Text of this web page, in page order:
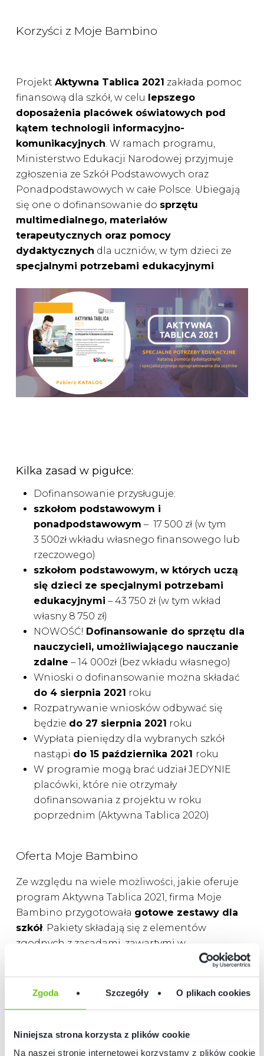
Zgoda Szczegóły O plikach cookies
Niniejsza strona korzysta z plików cookie
Na naszej stronie internetowej korzystamy z plików cookie:
Korzyści z Moje Bambino
Projekt Aktywna Tablica 2021 zakłada pomoc
finansową dla szkół, w celu lepszego
doposażenia placówek oświatowych pod
kątem technologii informacyjno-
komunikacyjnych. W ramach programu,
Ministerstwo Edukacji Narodowej przyjmuje
zgłoszenia ze Szkół Podstawowych oraz
Ponadpodstawowych w całe Polsce. Ubiegają
się one o dofinansowanie do sprzętu
multimedialnego, materiałów
terapeutycznych oraz pomocy
dydaktycznych dla uczniów, w tym dzieci ze
specjalnymi potrzebami edukacyjnymi.
Kilka zasad w pigułce:
Dofinansowanie przysługuje:
szkołom podstawowym i
ponadpodstawowym – 17 500 zł (w tym
3 500zł wkładu własnego finansowego lub
rzeczowego)
szkołom podstawowym, w których uczą
się dzieci ze specjalnymi potrzebami
edukacyjnymi – 43 750 zł (w tym wkład
własny 8 750 zł)
NOWOŚĆ! Dofinansowanie do sprzętu dla
nauczycieli, umożliwiającego nauczanie
zdalne – 14 000zł (bez wkładu własnego)
Wnioski o dofinansowanie można składać
do 4 sierpnia 2021 roku
Rozpatrywanie wniosków odbywać się
będzie do 27 sierpnia 2021 roku
Wypłata pieniędzy dla wybranych szkół
nastąpi do 15 października 2021 roku
W programie mogą brać udział JEDYNIE
placówki, które nie otrzymały
dofinansowania z projektu w roku
poprzednim (Aktywna Tablica 2020)
Oferta Moje Bambino
Ze względu na wiele możliwości, jakie oferuje
program Aktywna Tablica 2021, firma Moje
Bambino przygotowała gotowe zestawy dla
szkół. Pakiety składają się z elementów
zgodnych z zasadami, zawartymi w
rozporządzeniu MEN, które mają za zadanie
produktów.
jak i pomoce, usprawniające i
uatrakcyjniające zajęcia. Zostały